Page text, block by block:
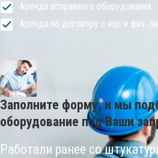
Аренда исправного оборудования
Аренда по договору с юр. и физ.
Заполните форму, и мы
оборудование под Ваши
Работали ранее со